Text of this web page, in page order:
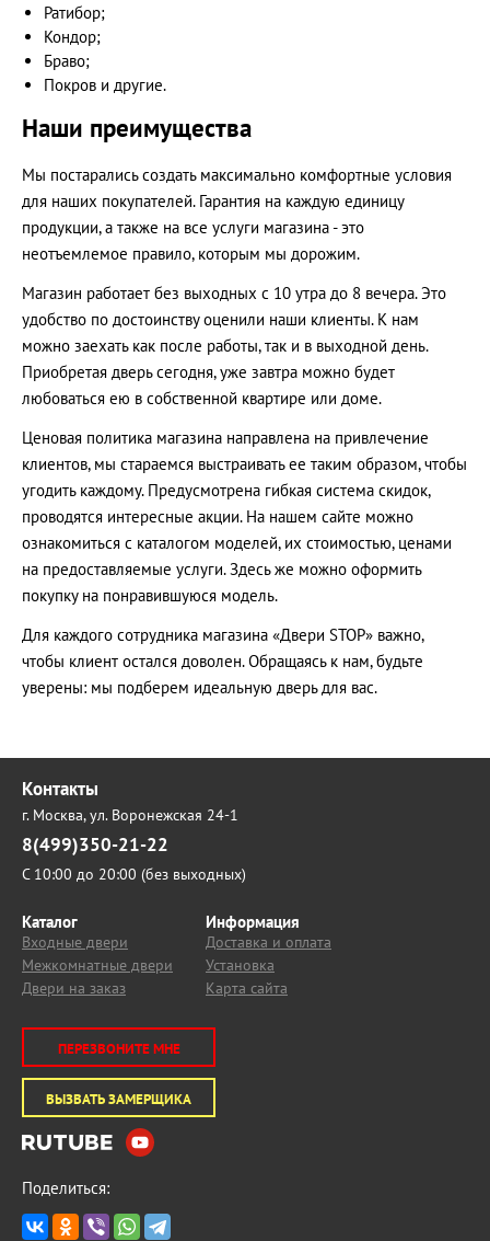
Ратибор;
Кондор;
Браво;
Покров и другие.
Наши преимущества
Мы постарались создать максимально комфортные условия
для наших покупателей. Гарантия на каждую единицу
продукции, а также на все услуги магазина - это
неотъемлемое правило, которым мы дорожим.
Магазин работает без выходных с 10 утра до 8 вечера. Это
удобство по достоинству оценили наши клиенты. К нам
можно заехать как после работы, так и в выходной день.
Приобретая дверь сегодня, уже завтра можно будет
любоваться ею в собственной квартире или доме.
Ценовая политика магазина направлена на привлечение
клиентов, мы стараемся выстраивать ее таким образом, чтобы
угодить каждому. Предусмотрена гибкая система скидок,
проводятся интересные акции. На нашем сайте можно
ознакомиться с каталогом моделей, их стоимостью, ценами
на предоставляемые услуги. Здесь же можно оформить
покупку на понравившуюся модель.
Для каждого сотрудника магазина «Двери STOP» важно,
чтобы клиент остался доволен. Обращаясь к нам, будьте
уверены: мы подберем идеальную дверь для вас.
Контакты
г. Москва,ул. Воронежская 24-1
8(499)350-21-22
С 10:00 до 20:00 (без выходных)
Каталог
Входные двери
Межкомнатные двери
Двери на заказ
Информация
Доставка и оплата
Установка
Карта сайта
ПЕРЕЗВОНИТЕ МНЕ
ВЫЗВАТЬ ЗАМЕРЩИКА
Поделиться: